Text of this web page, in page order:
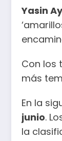
Yasin
Con los
más
En la
junio.
la